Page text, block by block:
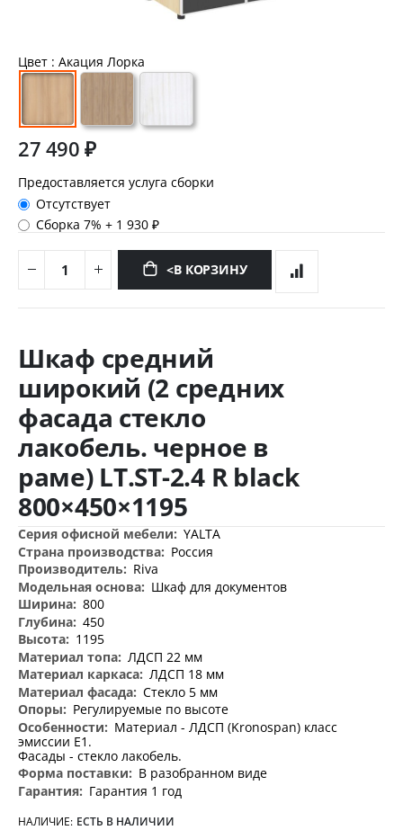
Цвет : Акация Лорка
27 490 ₽
Предоставляется услуга сборки
Отсутствует
Сборка 7%+ 1 930 ₽
<В КОРЗИНУ
началу
изображений
Шкаф средний
широкий (2 средних
фасада стекло
лакобель. черное в
раме) LT.ST-2.4 R black
800×450×1195
Дополнительная
информация
YALTA
Россия
Riva
Шкаф для документов
800
450
1195
ЛДСП 22 мм
ЛДСП 18 мм
Стекло 5 мм
Регулируемые по высоте
Материал - ЛДСП (Kronospan) класс
эмиссии Е1.
Фасады - стекло лакобель.
В разобранном виде
Гарантия 1 год
НАЛИЧИЕ: ЕСТЬ В НАЛИЧИИ